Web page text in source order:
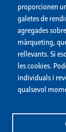
Descarregar les
proporcionen
galetes de
agregades
màrqueting,
rellevants. Si
les cookies.
individuals i
qualsevol